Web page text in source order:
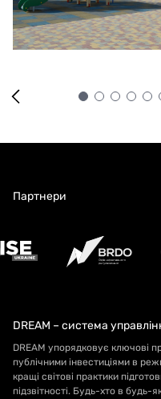
Партнери
DREAM – система
DREAM упорядковує ключові
публічними інвестиціями в
кращі світові практики
підзвітності. Будь-хто в